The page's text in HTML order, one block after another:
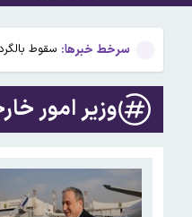
سرخط خبرها:
عمان:
سقوط بالگرد
مسرور
ادعای
عمان:
وزیر امور